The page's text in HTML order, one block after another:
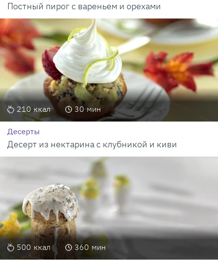
Постный пирог с вареньем и орехами
210 ккал 30 мин
Десерты
Десерт из нектарина с клубникой и киви
500 ккал 360 мин